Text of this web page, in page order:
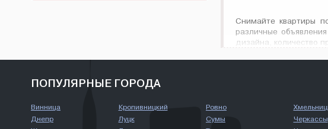
Снимайте квартиры
различные
дизайна, количество
ПОПУЛЯРНЫЕ ГОРОДА
Винница
Днепр
Кропивницкий
Луцк
Ровно
Сумы
Черкассы